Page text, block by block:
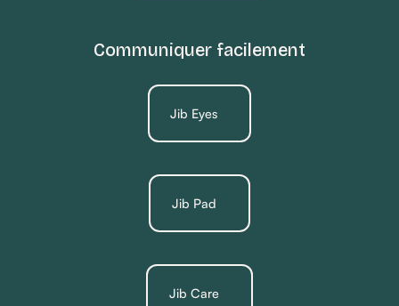
Communiquer facilement
Jib Eyes
Jib Pad
Jib Care